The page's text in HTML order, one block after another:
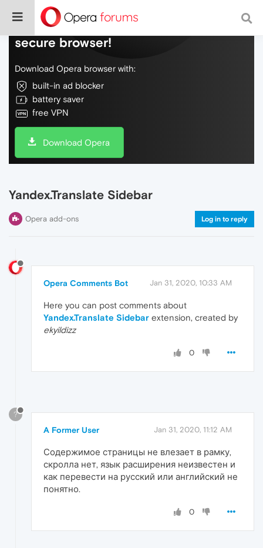
Do more on the web, with a fast and
secure browser!
Download Opera browser with:
built-in ad blocker
battery saver
free VPN
Download Opera
Yandex.Translate Sidebar
Opera add-ons Log in to reply
Opera Comments Bot Jan 31, 2020, 10:33 AM
Here you can post comments about
Yandex.Translate Sidebar extension, created by
ekyildizz
0
?
A Former User Jan 31, 2020, 11:12 AM
Содержимое страницы не влезает в рамку,
скролла нет, язык расширения неизвестен и
как перевести на русский или английский не
понятно.
0